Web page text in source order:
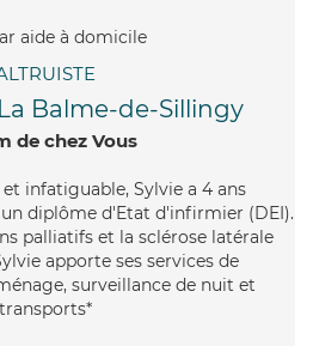
La Balme-de-Sillingy
de chez Vous
infatiguable, Sylvie a 4 ans
diplôme d'Etat d'infirmier (DEI).
palliatifs et la sclérose latérale
apporte ses services de
surveillance de nuit et
transports*